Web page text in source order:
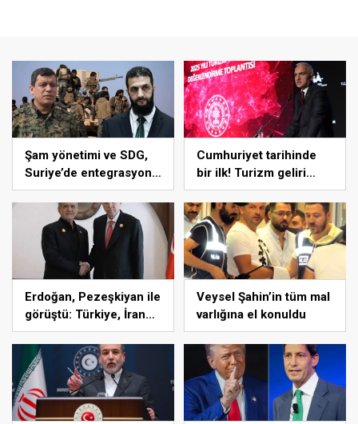
Şam yönetimi ve SDG,
Suriye’de entegrasyon
için anlaştı
Cumhuriyet tarihinde
bir ilk! Turizm geliri
65.2 milyar dolarla
rekor kırdı
Erdoğan, Pezeşkiyan ile
görüştü: Türkiye, İran
ile ABD arasında rol
üstlenmeye hazır
Veysel Şahin’in tüm mal
varlığına el konuldu